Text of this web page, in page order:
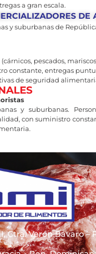
a gran escala.
DE
y suburbanas de
pescados,
constante, entregas
de seguridad
y suburbanas.
con suministro
Ctra. Verón Bávaro –